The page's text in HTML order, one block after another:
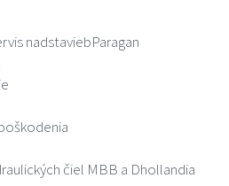
nadstaviebParagan
čiel MBB a Dhollandia